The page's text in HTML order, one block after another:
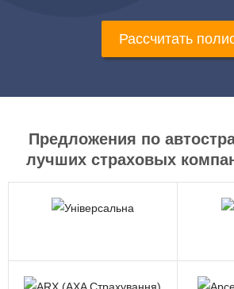
Рассчитать
Предложения по
лучших страховых